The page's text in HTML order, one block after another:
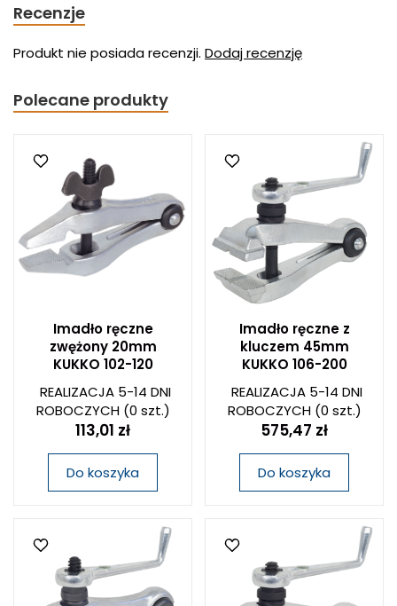
Recenzje
Produkt nie posiada recenzji. Dodaj recenzję
Polecane produkty
Imadło ręczne
zwężony 20mm
KUKKO 102-120
REALIZACJA 5-14 DNI
ROBOCZYCH(0 szt.)
113,01 zł
Do koszyka
Imadło ręczne z
kluczem 45mm
KUKKO 106-200
REALIZACJA 5-14 DNI
ROBOCZYCH(0 szt.)
575,47 zł
Do koszyka